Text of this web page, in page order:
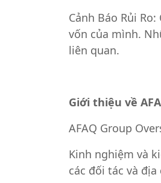
Cảnh Báo Rủi
vốn của mình.
liên quan.
Giới thiệu về
AFAQ Group
Kinh nghiệm và
các đối tác và